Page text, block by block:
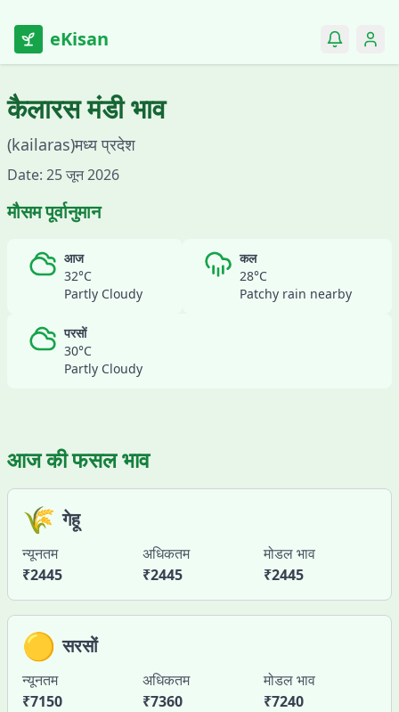
eKisan
कैलारसमंडी भाव
(kailaras)मध्य प्रदेश
Date: 25 जून 2026
मौसम पूर्वानुमान
आज
32°C
Partly Cloudy
कल
28°C
Patchy rain nearby
परसों
30°C
Partly Cloudy
आज की फसल भाव
🌾 गेहू
न्यूनतम
₹2445
अधिकतम
₹2445
मोडल भाव
₹2445
🟡 सरसों
न्यूनतम
₹7150
अधिकतम
₹7360
मोडल भाव
₹7240